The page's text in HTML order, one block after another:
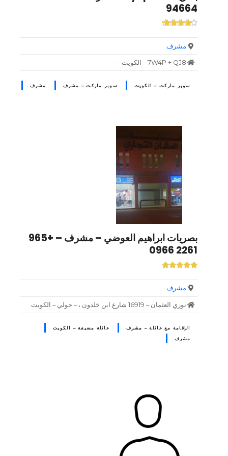
94664
مشرف
7W4P + QJ8 – الكويت – –
سوبر ماركت – الكويت سوبر ماركت – مشرف مشرف
بصريات ابراهيم العوضي – مشرف – +965
2261 0966
مشرف
نوري العثمان – 16919 شارع ابن خلدون ، – حولي – الكويت
الإقامة مع عائلة – مشرف
عائلة مضيفة – الكويت
مشرف